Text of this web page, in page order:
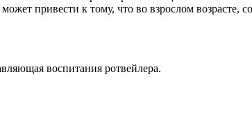
привести к тому, что во взрослом возрасте,
воспитания ротвейлера.